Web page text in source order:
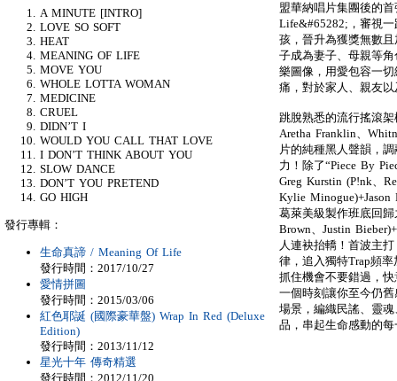
盟華納唱片集團後的
Life&#65282;，審視
孩，晉升為獲獎無數
子成為妻子、母親等
樂圖像，用愛包容一
痛，對於家人、親友
跳脫熟悉的流行搖滾
Aretha Franklin、
片的純種黑人聲韻，
力！除了“Piece By
Greg Kurstin (P!nk、
Kylie Minogue)+Jason
葛萊美級製作班底回
Brown、Justin
人連袂抬轎！首波主
律，追入獨特Trap頻
抓住機會不要錯過，
一個時刻讓你至今仍
場景，編織民謠、靈
品，串起生命感動的
A MINUTE [INTRO]
LOVE SO SOFT
HEAT
MEANING OF LIFE
MOVE YOU
WHOLE LOTTA WOMAN
MEDICINE
CRUEL
DIDN’T I
WOULD YOU CALL THAT LOVE
I DON’T THINK ABOUT YOU
SLOW DANCE
DON’T YOU PRETEND
GO HIGH
發行專輯：
生命真諦 / Meaning Of Life
發行時間：2017/10/27
愛情拼圖
發行時間：2015/03/06
紅色耶誕 (國際豪華盤) Wrap In Red (Deluxe
Edition)
發行時間：2013/11/12
星光十年 傳奇精選
發行時間：2012/11/20